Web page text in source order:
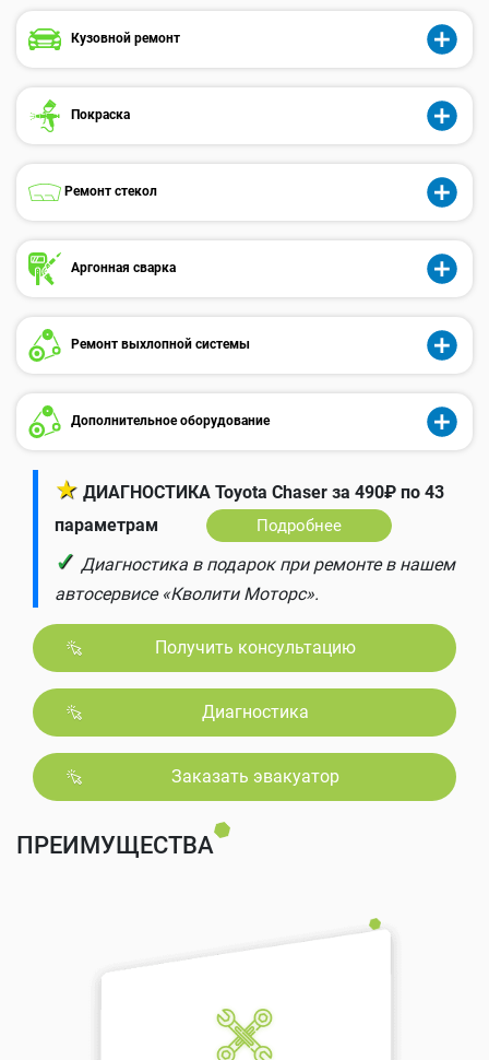
Кузовной ремонт
Покраска
Ремонт стекол
Аргонная сварка
Ремонт выхлопной системы
Дополнительное оборудование
★ ДИАГНОСТИКА Toyota Chaser за 490₽ по 43
параметрам
Подробнее
✓ Диагностика в подарок при ремонте в нашем
автосервисе «Кволити Моторс».
Получить консультацию
Диагностика
Заказать эвакуатор
ПРЕИМУЩЕСТВА